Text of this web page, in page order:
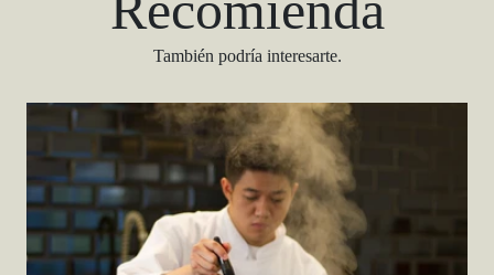
También podría interesarte.